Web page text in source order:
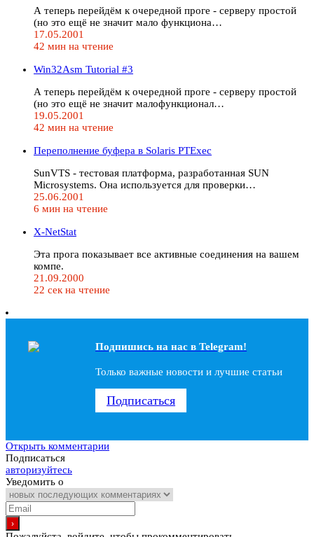
А теперь перейдём к очередной проге - серверу простой
(но это ещё не значит мало функциона…
17.05.2001
42 мин на чтение
Win32Asm Tutorial #3
А теперь перейдём к очередной проге - серверу простой
(но это ещё не значит малофункционал…
19.05.2001
42 мин на чтение
Переполнение буфера в Solaris PTExec
SunVTS - тестовая платформа, разработанная SUN
Microsystems. Она используется для проверки…
25.06.2001
6 мин на чтение
X-NetStat
Эта прога показывает все активные соединения на вашем
компе.
21.09.2000
22 сек на чтение
Подпишись на наc в Telegram!
Только важные новости и лучшие статьи
Подписаться
Открыть комментарии
Подписаться
авторизуйтесь
Уведомить о